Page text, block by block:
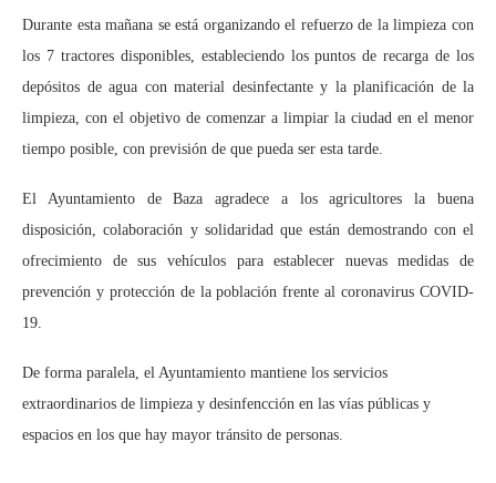
Durante esta mañana se está organizando el refuerzo de la limpieza con
los 7 tractores disponibles, estableciendo los puntos de recarga de los
depósitos de agua con material desinfectante y la planificación de la
limpieza, con el objetivo de comenzar a limpiar la ciudad en el menor
tiempo posible, con previsión de que pueda ser esta tarde.
El Ayuntamiento de Baza agradece a los agricultores la buena
disposición, colaboración y solidaridad que están demostrando con el
ofrecimiento de sus vehículos para establecer nuevas medidas de
prevención y protección de la población frente al coronavirus COVID-
19.
De forma paralela, el Ayuntamiento mantiene los servicios
extraordinarios de limpieza y desinfencción en las vías públicas y
espacios en los que hay mayor tránsito de personas.